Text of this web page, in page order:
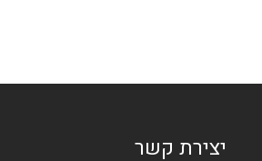
יצירת קשר